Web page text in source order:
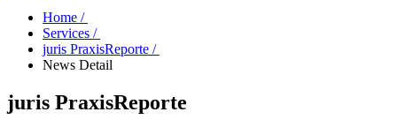
Home /
Services /
juris PraxisReporte /
News Detail
juris PraxisReporte